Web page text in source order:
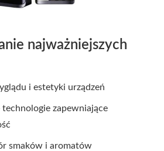
najważniejszych
i estetyki urządzeń
technologie zapewniające
smaków i aromatów